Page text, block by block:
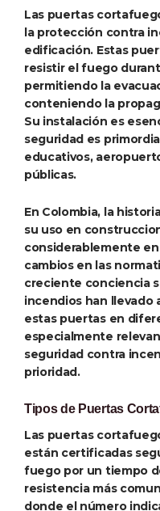
Las puertas
la protección contra
edificación. Estas
resistir el fuego
permitiendo la
conteniendo la
Su instalación es
seguridad es
educativos,
públicas.
En Colombia, la
su uso en
considerablemente
cambios en las
creciente conciencia
incendios han llevado
estas puertas en
especialmente
seguridad contra
prioridad.
Tipos de Puertas
Las puertas
están certificadas
fuego por un tiempo
resistencia más
donde el número